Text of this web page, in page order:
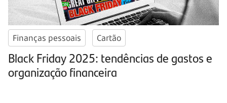
Finanças pessoais Cartão
Black Friday 2025: tendências de gastos e
organização financeira